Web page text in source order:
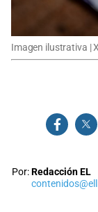
Imagen ilustrativa |
Por:Redacción EL